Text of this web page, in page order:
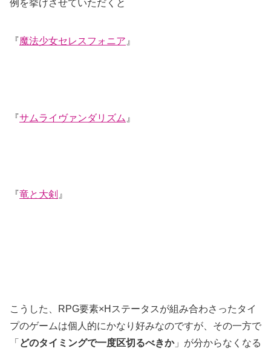
例を挙げさせていただくと
『魔法少女セレスフォニア 』
『サムライヴァンダリズム 』
『竜と大剣 』
こうした、RPG要素×Hステータスが組み合わさったタイ
プのゲームは個人的にかなり好みなのですが、その一方で
「 どのタイミングで一度区切るべきか」が分からなくなる